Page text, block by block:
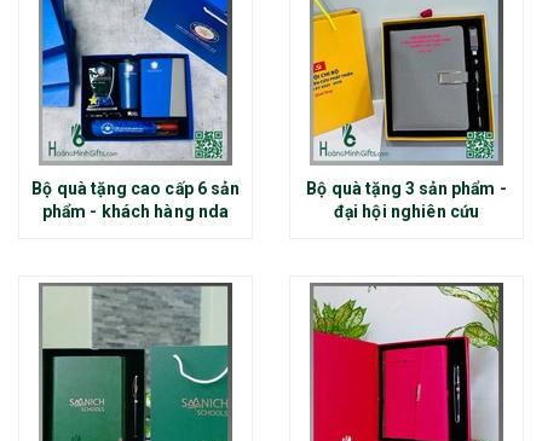
Bộ quà tặng cao cấp 6 sản
phẩm - khách hàng nda
Bộ quà tặng 3 sản phẩm -
đại hội nghiên cứu